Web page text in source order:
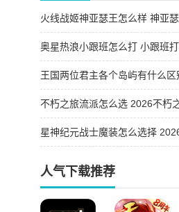
火线战姬神亚瑟王怎么样 神亚
奥星热浪小跟班怎么打 小跟班
王国两位君主各个岛屿有什么
屿的异同
不朽之旅流派怎么选 2026不朽
星神纪元战士魔装怎么选择
人气下载推荐